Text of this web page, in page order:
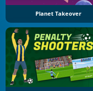
Planet Takeover